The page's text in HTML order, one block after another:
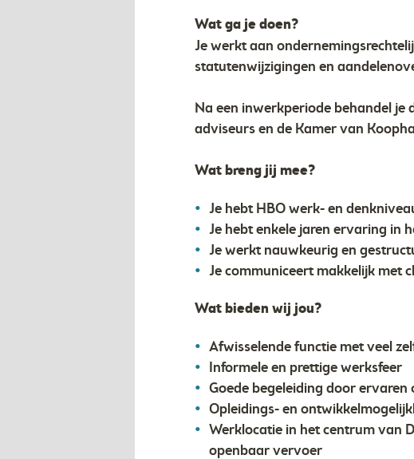
Wat ga je doen?
Je werkt aan
statutenwijzigingen en
Na een inwerkperiode behandel je
adviseurs en de Kamer van
Wat breng jij mee?
Je hebt HBO werk- en
Je hebt enkele jaren ervaring in
Je werkt nauwkeurig en
Je communiceert makkelijk met
Wat bieden wij jou?
Afwisselende functie met veel
Informele en prettige werksfeer
Goede begeleiding door ervaren
Opleidings- en
Werklocatie in het centrum van
openbaar vervoer